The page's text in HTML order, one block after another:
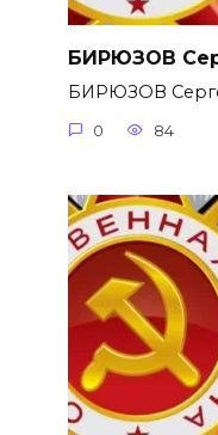
БИРЮЗОВ
БИРЮЗОВ
0 84